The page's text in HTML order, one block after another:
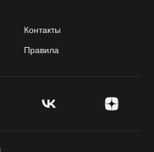
Контакты
Правила